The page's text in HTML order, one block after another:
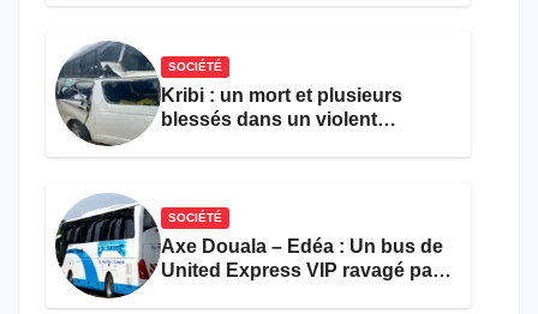
SOCIÉTÉ
Kribi : un mort et plusieurs
blessés dans un violent
SOCIÉTÉ
Axe Douala – Edéa : Un bus de
United Express VIP ravagé par